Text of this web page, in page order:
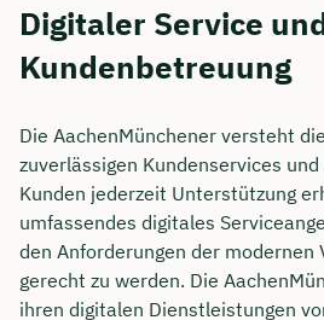
Digitaler Service
Kundenbetreuung
Die AachenMünchener versteht
zuverlässigen Kundenservices
Kunden jederzeit Unterstützung
umfassendes digitales
den Anforderungen der modernen
gerecht zu werden. Die
ihren digitalen Dienstleistungen